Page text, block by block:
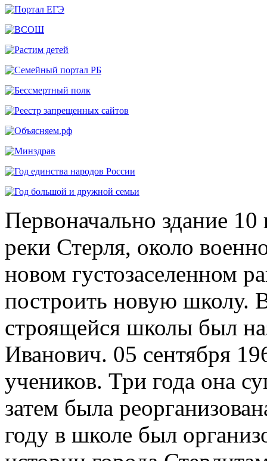
Первоначально здание
реки Стерля, около
новом густозаселенном
построить новую школу.
строящейся школы был
Иванович. 05 сентября
учеников. Три года она
затем была
году в школе был